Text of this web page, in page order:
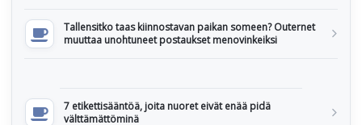
Tallensitko taas kiinnostavan paikan someen? Outernet
muuttaa unohtuneet postaukset menovinkeiksi
7 etikettisääntöä, joita nuoret eivät enää pidä
välttämättöminä